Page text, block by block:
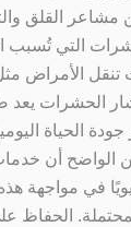
مشاعر القلق
التي تُسبب
تنقل الأمراض
الحشرات يعد
جودة الحياة
الواضح أن
في مواجهة
الحفاظ